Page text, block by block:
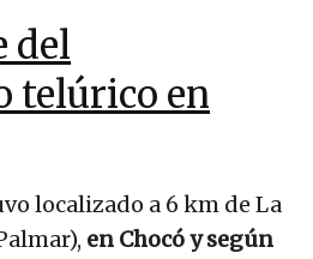
del
telúrico en
localizado a 6 km de La
en Chocó y según